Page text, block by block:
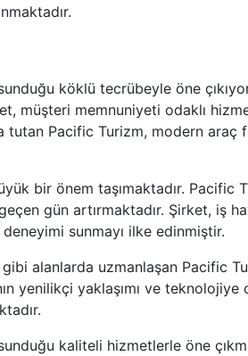
köklü tecrübeyle öne
müşteri memnuniyeti odaklı
Pacific Turizm, modern
bir önem taşımaktadır. Pacific
gün artırmaktadır. Şirket, iş
sunmayı ilke edinmiştir.
gibi alanlarda uzmanlaşan Pacific
yenilikçi yaklaşımı ve teknolojiye
kaliteli hizmetlerle öne